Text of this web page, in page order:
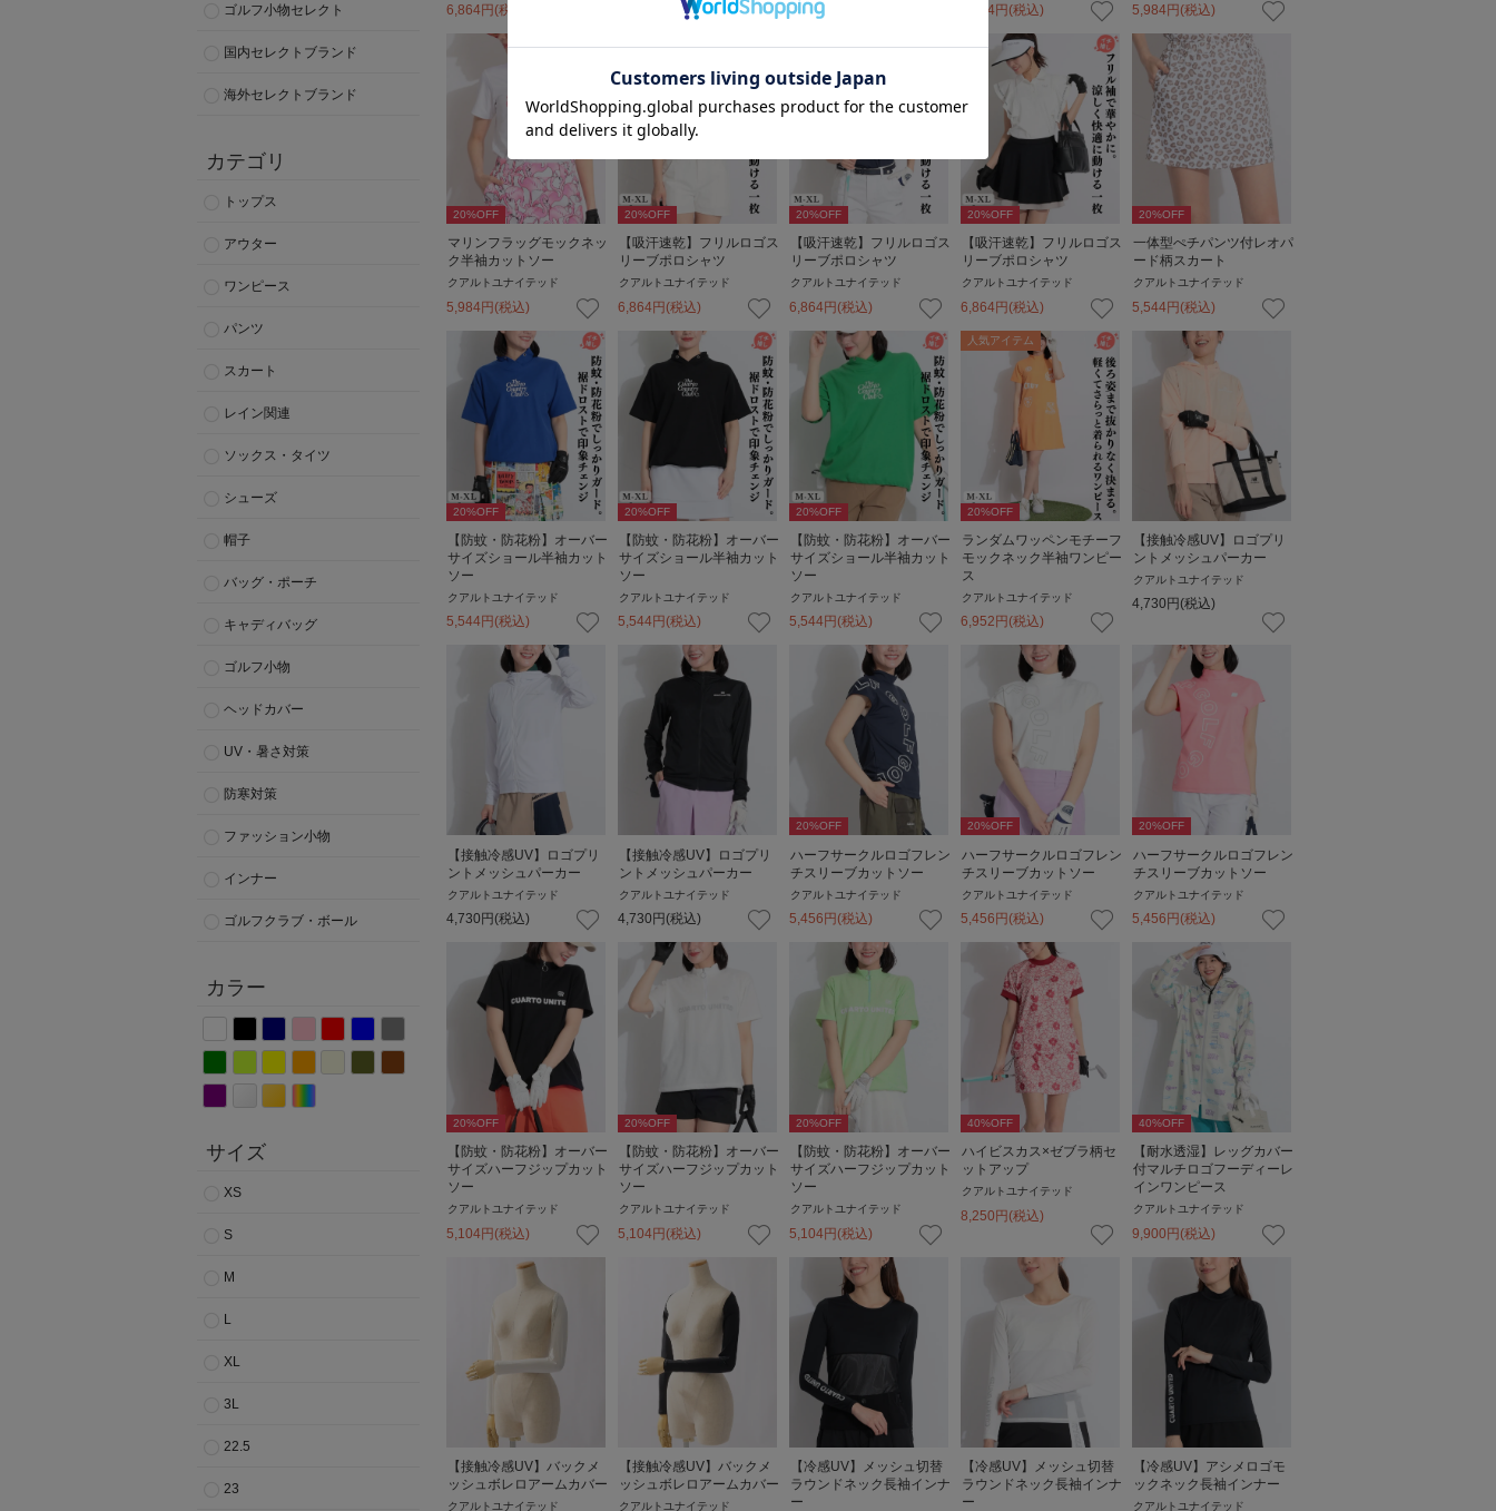
ゴルフ小物セレクト
国内セレクトブランド
海外セレクトブランド
カテゴリ
トップス
アウター
ワンピース
パンツ
スカート
レイン関連
ソックス・タイツ
シューズ
帽子
バッグ・ポーチ
キャディバッグ
ゴルフ小物
ヘッドカバー
UV・暑さ対策
防寒対策
ファッション小物
インナー
ゴルフクラブ・ボール
カラー
サイズ
XS
S
M
L
XL
3L
22.5
23
6,864円(税込) (税込) 6,864円 5,984円(税込) 5,984円(税込)
20%OFF
マリンフラッグモックネッ
ク半袖カットソー
クアルトユナイテッド
5,984円(税込)
20%OFF
【吸汗速乾】フリルロゴス
リーブポロシャツ
クアルトユナイテッド
6,864円(税込)
20%OFF
【吸汗速乾】フリルロゴス
リーブポロシャツ
クアルトユナイテッド
6,864円(税込)
20%OFF
【吸汗速乾】フリルロゴス
リーブポロシャツ
クアルトユナイテッド
6,864円(税込)
20%OFF
一体型ぺチパンツ付レオパ
ード柄スカート
クアルトユナイテッド
5,544円(税込)
20%OFF
【防蚊・防花粉】オーバー
サイズショール半袖カット
ソー
クアルトユナイテッド
5,544円 (税込)
20%OFF
【防蚊・防花粉】オーバー
サイズショール半袖カット
ソー
クアルトユナイテッド
5,544円 (税込)
20%OFF
【防蚊・防花粉】オーバー
サイズショール半袖カット
ソー
クアルトユナイテッド
5,544円 (税込)
人気アイテム
20%OFF
ランダムワッペンモチーフ
モックネック半袖ワンピー
ス
クアルトユナイテッド
6,952 円 (税込)
【接触冷感UV】ロゴプリ
ントメッシュパーカー
クアルトユナイテッド
4,730 円(税込)
【接触冷感UV】ロゴプリ
ントメッシュパーカー
クアルトユナイテッド
4,730 円(税込)
【接触冷感UV】ロゴプリ
ントメッシュパーカー
クアルトユナイテッド
4,730 円(税込)
20%OFF
ハーフサークルロゴフレン
チスリーブカットソー
クアルトユナイテッド
5,456 円 (税込)
20%OFF
ハーフサークルロゴフレン
チスリーブカットソー
クアルトユナイテッド
5,456 円 (税込)
20%OFF
ハーフサークルロゴフレン
チスリーブカットソー
クアルトユナイテッド
5,456 円 (税込)
20%OFF
【防蚊・防花粉】オーバー
サイズハーフジップカット
ソー
クアルトユナイテッド
5,104円(税込)
20%OFF
【防蚊・防花粉】オーバー
サイズハーフジップカット
ソー
クアルトユナイテッド
5,104円(税込)
20%OFF
【防蚊・防花粉】オーバー
サイズハーフジップカット
ソー
クアルトユナイテッド
5,104円(税込)
40%OFF
ハイビスカス×ゼブラ柄セ
ットアップ
クアルトユナイテッド
8,250円(税込)
40%OFF
【耐水透湿】レッグカバー
付マルチロゴフーディーレ
インワンピース
クアルトユナイテッド
9,900円(税込)
【接触冷感UV】バックメ
ッシュボレロアームカバー
クアルトユナイテッド
【接触冷感UV】バックメ
ッシュボレロアームカバー
クアルトユナイテッド
【冷感UV】メッシュ切替
ラウンドネック長袖インナ
ー
【冷感UV】メッシュ切替
ラウンドネック長袖インナ
ー
【冷感UV】アシメロゴモ
ックネック長袖インナー
クアルトユナイテッド